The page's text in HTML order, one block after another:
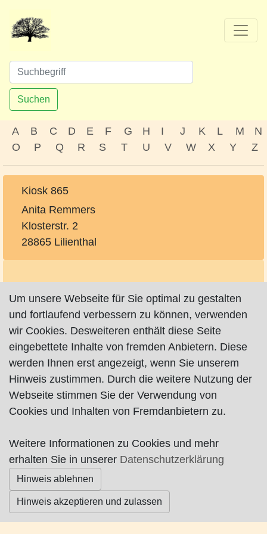
Suchen
A B C D E F G H I J K L M
N
O
P Q R S T U V W X Y Z
Kiosk 865
Anita Remmers
Klosterstr. 2
28865 Lilienthal
Impressum| Datenschutz|AGB
© Worpswede24 2015-2026
Um unsere Webseite für Sie optimal zu gestalten
und fortlaufend verbessern zu können, verwenden
wir Cookies. Desweiteren enthält diese Seite
eingebettete Inhalte von fremden Anbietern. Diese
werden Ihnen erst angezeigt, wenn Sie unserem
Hinweis zustimmen. Durch die weitere Nutzung der
Webseite stimmen Sie der Verwendung von
Cookies und Inhalten von Fremdanbietern zu.
Weitere Informationen zu Cookies und mehr
erhalten Sie in unserer Datenschutzerklärung
Hinweis ablehnen
Hinweis akzeptieren und zulassen